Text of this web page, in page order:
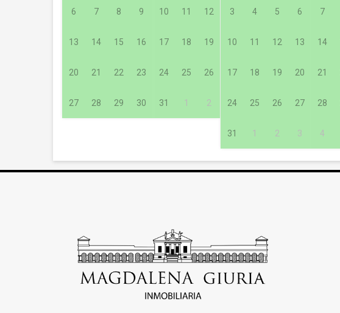
6 7 8 9 10 11 12
13 14 15 16 17 18 19
20 21 22 23 24 25 26
27 28 29 30 31 1 2
3 4 5 6 7
10 11 12 13 14
17 18 19 20 21
24 25 26 27 28
31 1 2 3 4